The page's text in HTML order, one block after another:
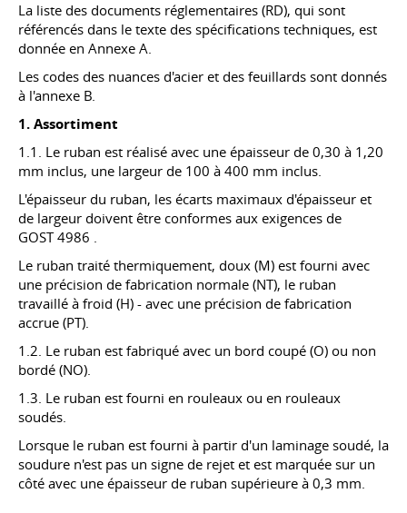
La liste des documents réglementaires (RD), qui sont
référencés dans le texte des spécifications techniques, est
donnée en Annexe A.
Les codes des nuances d'acier et des feuillards sont donnés
à l'annexe B.
1. Assortiment
1.1. Le ruban est réalisé avec une épaisseur de 0,30 à 1,20
mm inclus, une largeur de 100 à 400 mm inclus.
L'épaisseur du ruban, les écarts maximaux d'épaisseur et
de largeur doivent être conformes aux exigences de
GOST 4986 .
Le ruban traité thermiquement, doux (M) est fourni avec
une précision de fabrication normale (NT), le ruban
travaillé à froid (H) - avec une précision de fabrication
accrue (PT).
1.2. Le ruban est fabriqué avec un bord coupé (O) ou non
bordé (NO).
1.3. Le ruban est fourni en rouleaux ou en rouleaux
soudés.
Lorsque le ruban est fourni à partir d'un laminage soudé, la
soudure n'est pas un signe de rejet et est marquée sur un
côté avec une épaisseur de ruban supérieure à 0,3 mm.